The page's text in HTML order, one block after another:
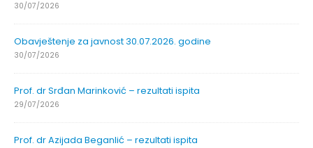
30/07/2026
Obavještenje za javnost 30.07.2026. godine
30/07/2026
Prof. dr Srđan Marinković – rezultati ispita
29/07/2026
Prof. dr Azijada Beganlić – rezultati ispita